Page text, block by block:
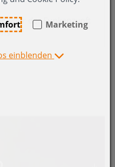
der Funkenzunft
Marketing
einblenden